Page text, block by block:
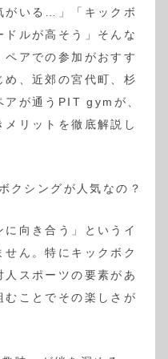
がいる…」「キックボ
ルが高そう」そんな
アでの参加がおすす
、近郊の宮代町、杉
アが通うPIT gymが、
リットを徹底解説し
クシングが人気なの？
に向き合う」というイ
せん。特にキックボク
スポーツの要素があ
むことでその楽しさが